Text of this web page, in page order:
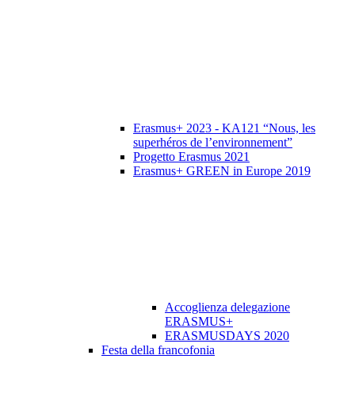
Erasmus+ 2023 - KA121 “Nous, les
superhéros de l’environnement”
Progetto Erasmus 2021
Erasmus+ GREEN in Europe 2019
Accoglienza delegazione
ERASMUS+
ERASMUSDAYS 2020
Festa della francofonia